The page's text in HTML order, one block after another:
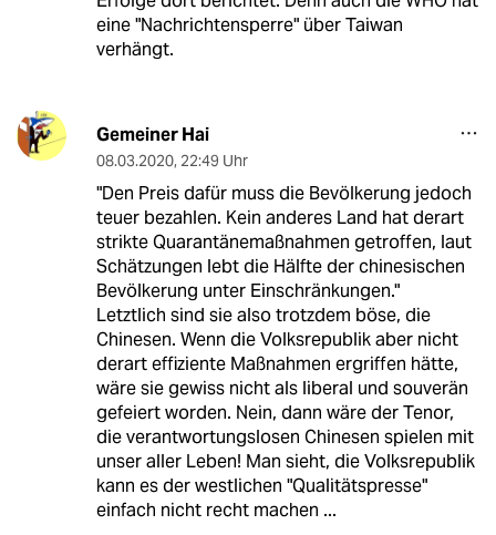
eine "Nachrichtensperre" über Taiwan
verhängt.
Gemeiner Hai
08.03.2020, 22:49 Uhr
"Den Preis dafür muss die Bevölkerung jedoch
teuer bezahlen. Kein anderes Land hat derart
strikte Quarantänemaß­nahmen getroffen, laut
Schätzungen lebt die Hälfte der chinesischen
Bevölkerung unter Einschränkungen."
Letztlich sind sie also trotzdem böse, die
Chinesen. Wenn die Volksrepublik aber nicht
derart effiziente Maßnahmen ergriffen hätte,
wäre sie gewiss nicht als liberal und souverän
gefeiert worden. Nein, dann wäre der Tenor,
die verantwortungslosen Chinesen spielen mit
unser aller Leben! Man sieht, die Volksrepublik
kann es der westlichen "Qualitätspresse"
einfach nicht recht machen ...